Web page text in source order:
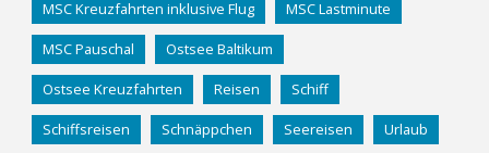
MSC Kreuzfahrten inklusive Flug MSC Lastminute
MSC Pauschal Ostsee Baltikum
Ostsee Kreuzfahrten Reisen Schiff
Schiffsreisen Schnäppchen Seereisen Urlaub